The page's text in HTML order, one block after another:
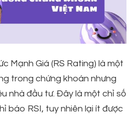
Mạnh Giá (RS Rating) là một
trong chứng khoán nhưng
nhà đầu tư. Đây là một chỉ số
báo RSI, tuy nhiên lại ít được